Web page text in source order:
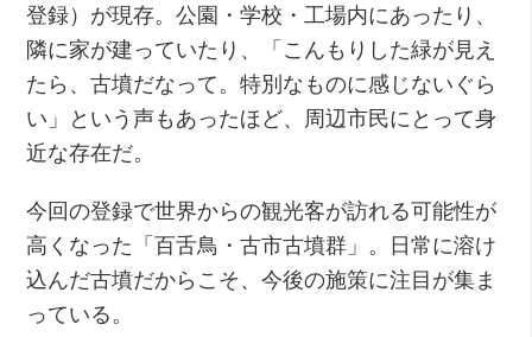
登録）が現存。公園・学校・工場内にあったり、
隣に家が建っていたり、「こんもりした緑が見え
たら、古墳だなって。特別なものに感じないぐら
い」という声もあったほど、周辺市民にとって身
近な存在だ。
今回の登録で世界からの観光客が訪れる可能性が
高くなった「百舌鳥・古市古墳群」。日常に溶け
込んだ古墳だからこそ、今後の施策に注目が集ま
っている。